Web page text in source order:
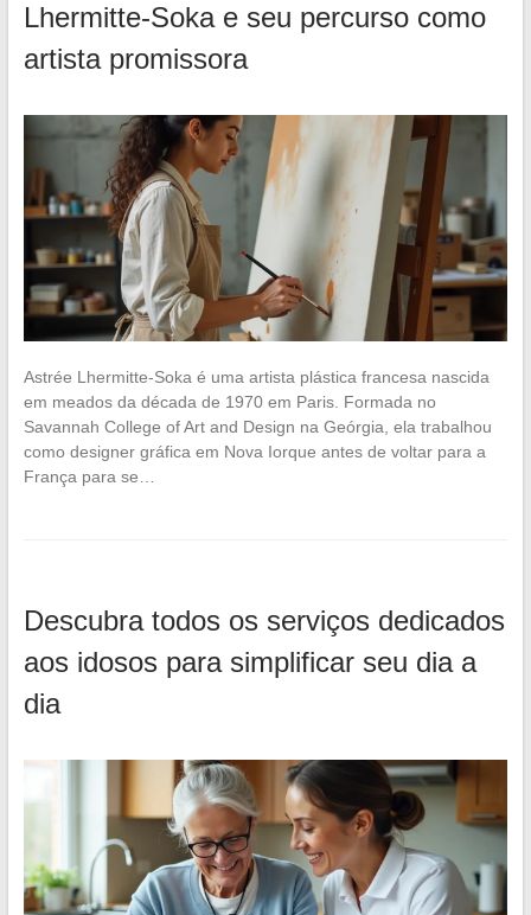
Lhermitte-Soka e seu percurso como
artista promissora
Astrée Lhermitte-Soka é uma artista plástica francesa nascida
em meados da década de 1970 em Paris. Formada no
Savannah College of Art and Design na Geórgia, ela trabalhou
como designer gráfica em Nova Iorque antes de voltar para a
França para se…
Descubra todos os serviços dedicados
aos idosos para simplificar seu dia a
dia